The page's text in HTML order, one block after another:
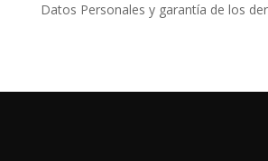
Datos Personales y garantía de los